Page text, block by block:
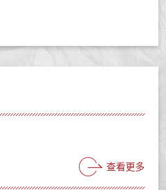
查看更多